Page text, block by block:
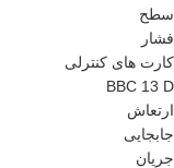
سطح
فشار
کارت های کنترلی
BBC 13 D
ارتعاش
جابجایی
جریان